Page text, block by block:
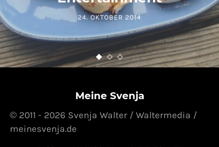
POSTED ON
24. OKTOBER 2014
Meine Svenja
© 2011 - 2026 Svenja Walter / Waltermedia /
meinesvenja.de